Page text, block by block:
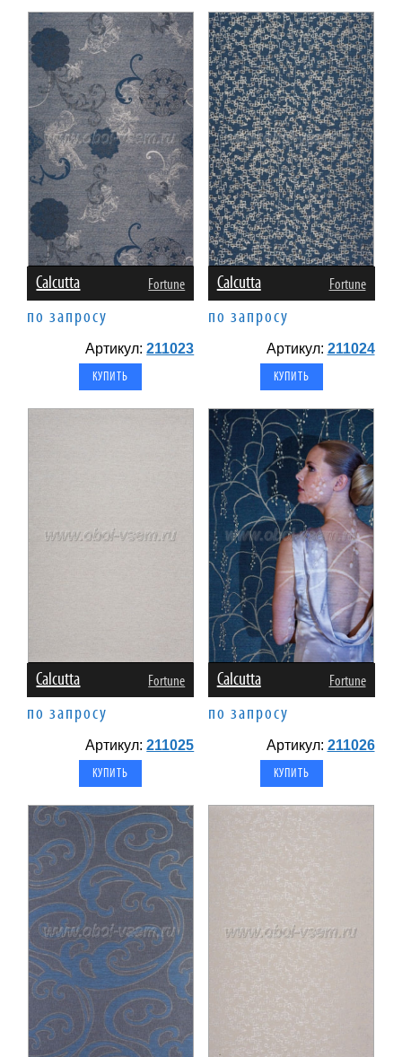
Calcutta Fortune
по запросу
Артикул:211023
Calcutta Fortune
по запросу
Артикул: 211024
Calcutta Fortune
по запросу
Артикул:211025
Calcutta Fortune
по запросу
Артикул: 211026